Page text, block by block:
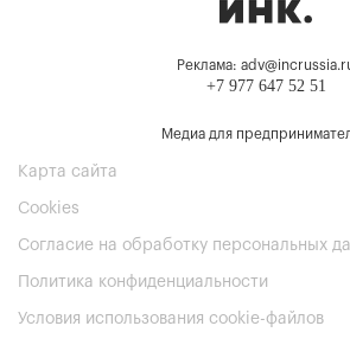
Реклама:
+7 977 647 52 51
Медиа для
Карта сайта
Cookies
Согласие на обработку персональных
Политика конфиденциальности
Условия использования cookie-файлов